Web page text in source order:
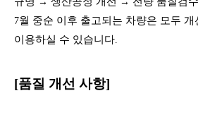
7월 중순 이후 출고되는 차량은 모두
이용하실 수 있습니다
[품질 개선 사항]